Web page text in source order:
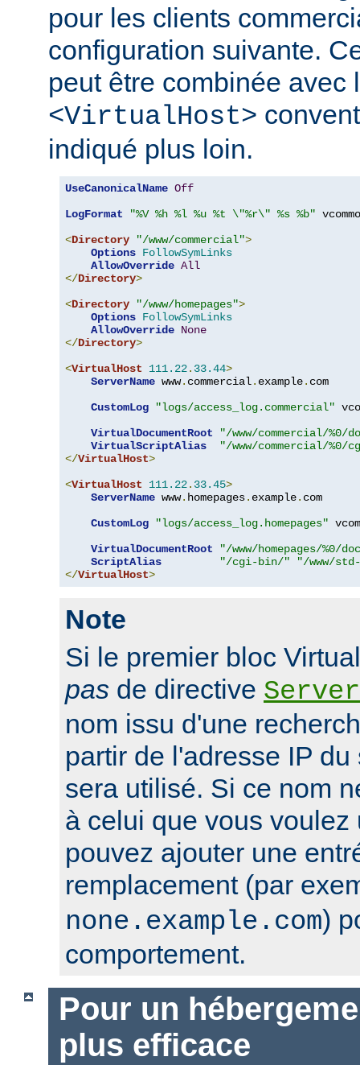
pour les clients
configuration suivante.
peut être combinée avec
<VirtualHost>
indiqué plus loin.
UseCanonicalName Off
LogFormat
"%V %h %l %u %t \"%r\" %s %b"
<Directory "/www/commercial">
Options FollowSymLinks
AllowOverride All
</Directory>
<Directory "/www/homepages">
Options FollowSymLinks
AllowOverride None
</Directory>
<VirtualHost 111.22. 33.44>
ServerName www. commercial. example. com
CustomLog
"logs/access_log.commercial"
VirtualDocumentRoot
"/www/commercial/%0/
VirtualScriptAlias
"/www/commercial/%0/
</VirtualHost>
<VirtualHost 111.22. 33.45>
ServerName www. homepages. example. com
CustomLog
"logs/access_log.homepages"
VirtualDocumentRoot
"/www/homepages/%0/
ScriptAlias
"/cgi-bin/"
"/www/
</VirtualHost>
Note
Si le premier bloc
pas de directive
nom issu d'une
partir de l'adresse IP
sera utilisé. Si ce nom
à celui que vous voulez
pouvez ajouter une
remplacement (par
none.example.com)
comportement.
Pour un
plus efficace